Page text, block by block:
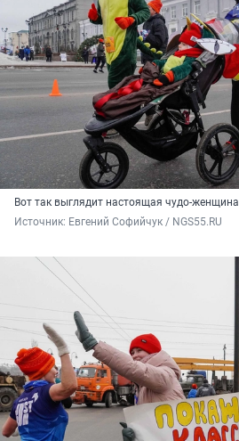
Вот так выглядит настоящая чудо-женщина
Источник: Евгений Софийчук / NGS55.RU